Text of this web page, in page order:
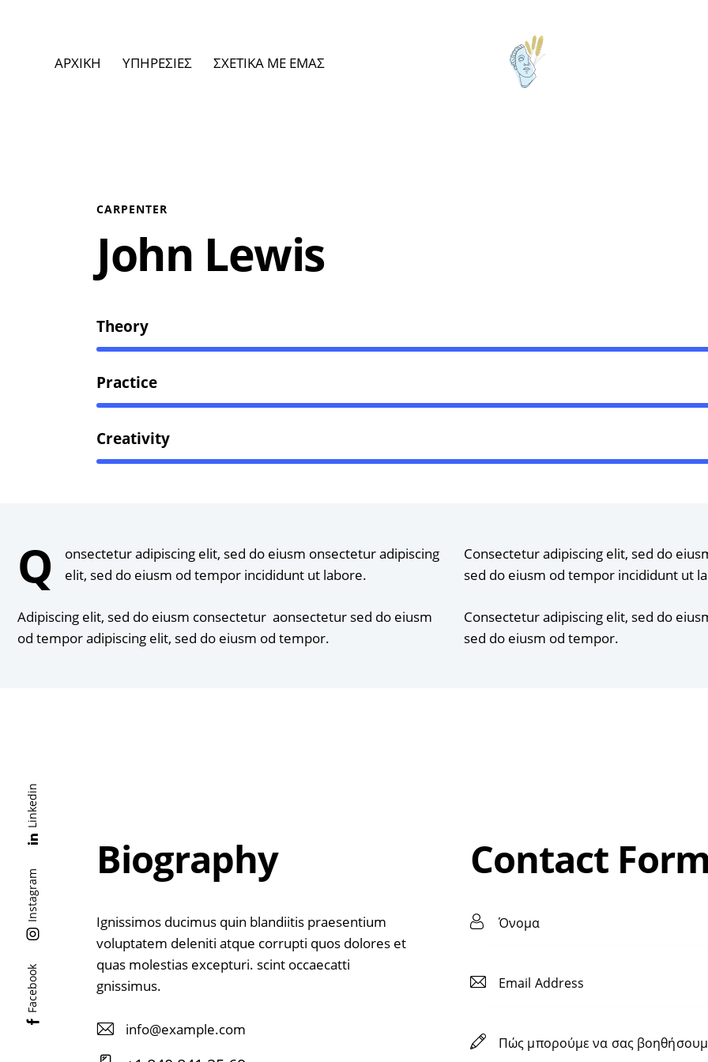
ΑΡΧΙΚΗ ΥΠΗΡΕΣΙΕΣ ΣΧΕΤΙΚΑ ΜΕ ΕΜΑΣ
CARPENTER
John Lewis
Theory
Practice
Creativity
Q
onsectetur adipiscing elit, sed do eiusm onsectetur adipiscing
elit, sed do eiusm od tempor incididunt ut labore.
Adipiscing elit, sed do eiusm consectetur aonsectetur sed do eiusm
od tempor adipiscing elit, sed do eiusm od tempor.
Consectetur adipiscing elit, sed do
sed do eiusm od tempor incididunt ut
Consectetur adipiscing elit, sed do
sed do eiusm od tempor.
Biography
Ignissimos ducimus quin blandiitis praesentium
voluptatem deleniti atque corrupti quos dolores et
quas molestias excepturi. scint occaecatti
gnissimus.
E-
info@example.com
Contact
Facebook
Instagram
Linkedin